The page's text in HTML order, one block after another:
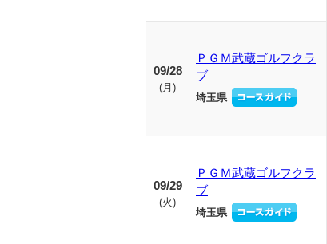
09/28
(月 )
ＰＧＭ武蔵ゴルフクラ
ブ
埼玉県
09/29
(火)
ＰＧＭ武蔵ゴルフクラ
ブ
埼玉県